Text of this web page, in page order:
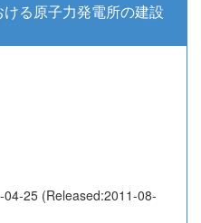
ける原子力発電所の建設
25 (Released:2011-08-